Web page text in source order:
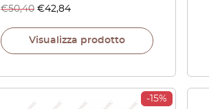
€50,40 €42,84
Visualizza prodotto
-15%